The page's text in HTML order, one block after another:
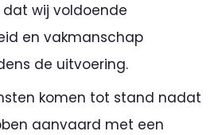
wij voldoende
en vakmanschap
de uitvoering.
komen tot stand nadat
aanvaard met een